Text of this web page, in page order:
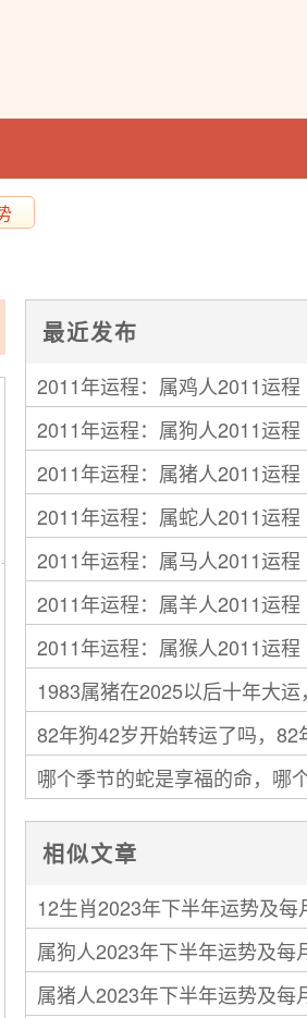
最近发布
2011年运程：属鸡人2011运程
2011年运程：属狗人2011运程
2011年运程：属猪人2011运程
2011年运程：属蛇人2011运程
2011年运程：属马人2011运程
2011年运程：属羊人2011运程
2011年运程：属猴人2011运程
1983属猪在2025以后十年大运
猪人未来十年运气
82年狗42岁开始转运了吗，82
中年运势走向如何
哪个季节的蛇是享福的命，哪
的蛇最好命
相似文章
12生肖2023年下半年运势及每
2023年12生肖全年运势详解
属狗人2023年下半年运势及每
2023年属狗人的全年运势详解
属猪人2023年下半年运势及每